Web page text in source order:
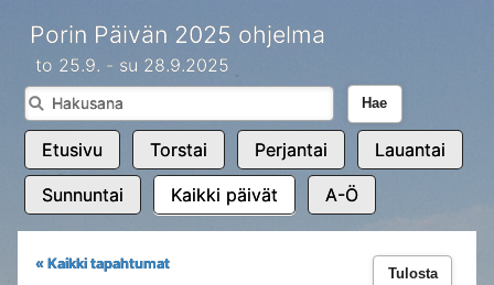
Porin Päivän 2025 ohjelma
to 25.9. - su 28.9.2025
Hae
Etusivu Torstai Perjantai Lauantai
Sunnuntai Kaikki päivät A-Ö
Tulosta
« Kaikki tapahtumat